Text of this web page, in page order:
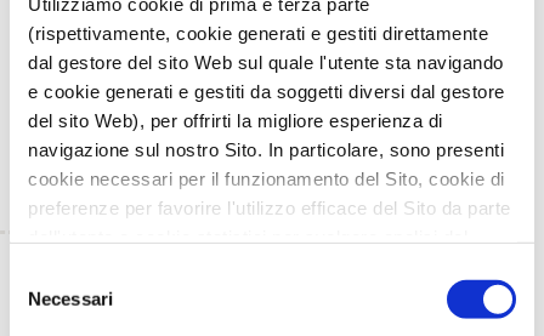
(rispettivamente, cookie generati e gestiti direttamente
dal gestore del sito Web sul quale l'utente sta navigando
e cookie generati e gestiti da soggetti diversi dal gestore
del sito Web), per offrirti la migliore esperienza di
navigazione sul nostro Sito. In particolare, sono presenti
cookie necessari per il funzionamento del Sito, cookie di
preferenze per favorire l'utilizzo efficace del Sito da parte
categorie di cookie accettare.
Per maggiori informazioni, consulta le nostre pagine
delNecessari
le possibilità di valorizzazione degli alimenti
funzionaliattraverso le indicazioni in etichetta degli
ingredienti a base di farina di buccia di vinacce.
Ulteriori specifiche sull’attività di ValorVitis 2.0 sono
consultabili accendendo allepagine del progetto